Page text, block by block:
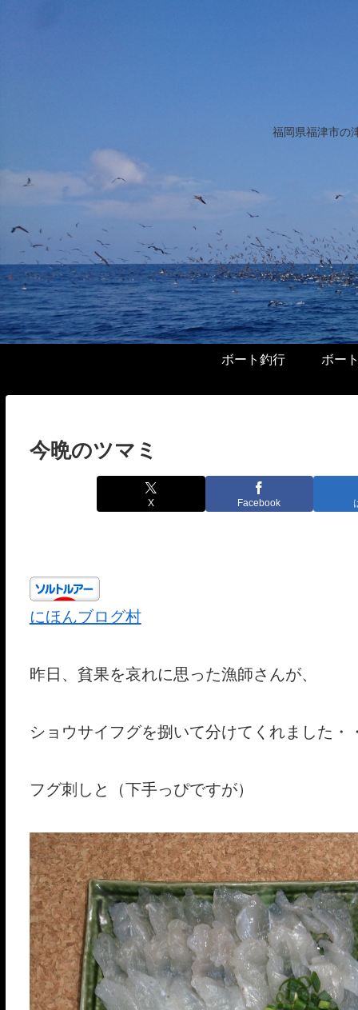
福岡県福津市の
ボート釣行 ボー
今晩のツマミ
X Facebook
にほんブログ村
昨日、貧果を哀れに思った漁師さんが、
ショウサイフグを捌いて分けてくれました・
フグ刺しと（下手っぴですが）